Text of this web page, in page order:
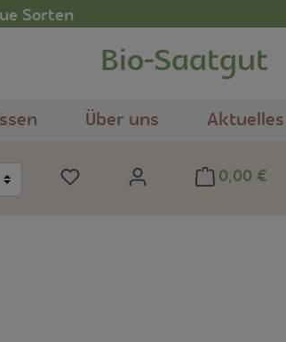
Sorten
Bio-Saatgut
Über uns Aktuelles
Du hast 0 Produkte auf dem
0,00 €